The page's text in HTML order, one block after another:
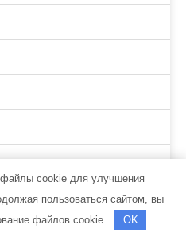
дилер Mercedes-
файлы cookie для улучшения
пользоваться сайтом, вы
файлов cookie.
OK